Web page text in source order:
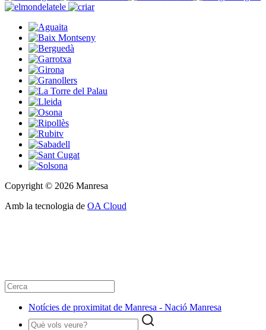
Copyright © 2026 Manresa
Amb la tecnologia de OA Cloud
Notícies de proximitat de Manresa - Nació Manresa